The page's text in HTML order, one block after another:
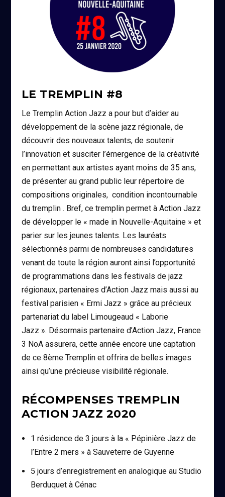
LE TREMPLIN #8
Le Tremplin Action Jazz a pour but d’aider au
développement de la scène jazz régionale, de
découvrir des nouveaux talents, de soutenir
l’innovation et susciter l’émergence de la créativité
en permettant aux artistes ayant moins de 35 ans,
de présenter au grand public leur répertoire de
compositions originales, condition incontournable
du tremplin . Bref, ce tremplin permet à Action Jazz
de développer le « made in Nouvelle-Aquitaine » et
parier sur les jeunes talents. Les lauréats
sélectionnés parmi de nombreuses candidatures
venant de toute la région auront ainsi l’opportunité
de programmations dans les festivals de jazz
régionaux, partenaires d’Action Jazz mais aussi au
festival parisien « Ermi Jazz » grâce au précieux
partenariat du label Limougeaud « Laborie
Jazz ». Désormais partenaire d’Action Jazz, France
3 NoA assurera, cette année encore une captation
de ce 8ème Tremplin et offrira de belles images
ainsi qu’une précieuse visibilité régionale.
RÉCOMPENSES TREMPLIN
ACTION JAZZ 2020
1 résidence de 3 jours à la « Pépinière Jazz de
l’Entre 2 mers » à Sauveterre de Guyenne
5 jours d’enregistrement en analogique au Studio
Berduquet à Cénac